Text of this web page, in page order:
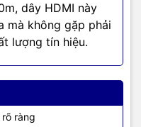
dây HDMI này
mà không gặp phải
lượng tín hiệu.
ràng
đổi đa dạng, từ giắc
âm thanh và nhiều loại
giúp kết nối dễ dàng